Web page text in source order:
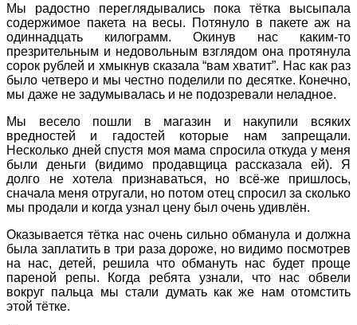
Мы радостно переглядывались пока тётка высыпала
содержимое пакета на весы. Потянуло в пакете аж на
одиннадцать килограмм. Окинув нас каким-то
презрительным и недовольным взглядом она протянула
сорок рублей и хмыкнув сказала “вам хватит”. Нас как раз
было четверо и мы честно поделили по десятке. Конечно,
мы даже не задумывалась и не подозревали неладное.
Мы весело пошли в магазин и накупили всяких
вредностей и гадостей которые нам запрещали.
Несколько дней спустя моя мама спросила откуда у меня
были деньги (видимо продавщица рассказала ей). Я
долго не хотела признаваться, но всё-же пришлось,
сначала меня отругали, но потом отец спросил за сколько
мы продали и когда узнал цену был очень удивлён.
Оказывается тётка нас очень сильно обманула и должна
была заплатить в три раза дороже, но видимо посмотрев
на нас, детей, решила что обмануть нас будет проще
пареной репы. Когда ребята узнали, что нас обвели
вокруг пальца мы стали думать как же нам отомстить
этой тётке.